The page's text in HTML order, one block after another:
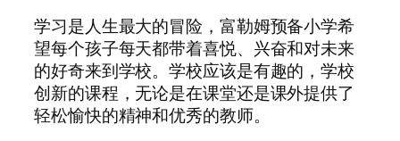
学习是人生最大的冒险，富勒姆预备小学希
望每个孩子每天都带着喜悦、兴奋和对未来
的好奇来到学校。学校应该是有趣的，学校
创新的课程，无论是在课堂还是课外提供了
轻松愉快的精神和优秀的教师。